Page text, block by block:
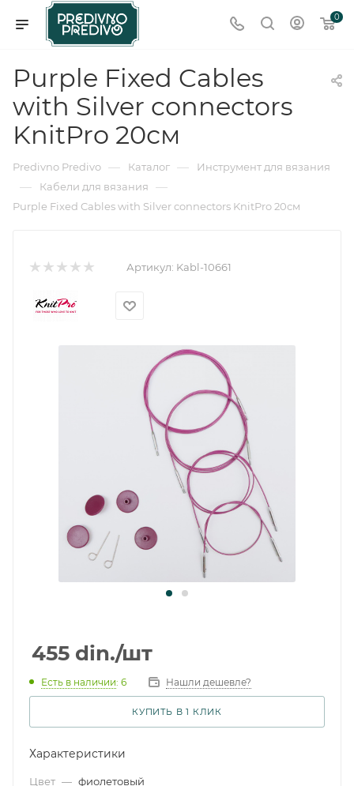
0
Purple Fixed Cables
with Silver connectors
KnitPro 20см
Predivno Predivo — Каталог — Инструмент для вязания
— Кабели для вязания —
Purple Fixed Cables with Silver connectors KnitPro 20см
Артикул: Kabl-10661
455 din./шт
Есть в наличии: 6 Нашли дешевле?
КУПИТЬ В 1 КЛИК
Характеристики
Цвет — фиолетовый